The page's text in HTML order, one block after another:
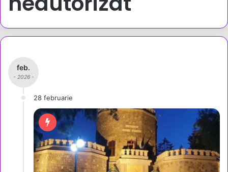
feb.
- 2026 -
28 februarie